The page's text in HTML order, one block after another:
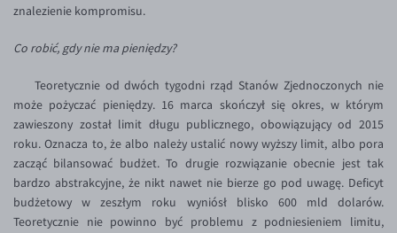
JPY/PLN
NZD/PLN
SGD/PLN
TRY/PLN
ZAR/PLN
EUR/USD
EUR/GBP
Przelewy zagraniczne
Słowniczek
znalezienie kompromisu.
Co robić, gdy nie ma pieniędzy?
Teoretycznie od dwóch tygodni rząd Stanów Zjednoczonych nie
może pożyczać pieniędzy. 16 marca skończył się okres, w którym
zawieszony został limit długu publicznego, obowiązujący od 2015
roku. Oznacza to, że albo należy ustalić nowy wyższy limit, albo pora
zacząć bilansować budżet. To drugie rozwiązanie obecnie jest tak
bardzo abstrakcyjne, że nikt nawet nie bierze go pod uwagę. Deficyt
budżetowy w zeszłym roku wyniósł blisko 600 mld dolarów.
Teoretycznie nie powinno być problemu z podniesieniem limitu,